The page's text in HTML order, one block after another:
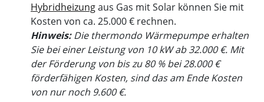
Hybridheizungaus Gas mit Solar können Sie mit
Kosten von ca. 25.000 € rechnen.
Hinweis: Die thermondo Wärmepumpe erhalten
Sie bei einer Leistung von 10 kW ab 32.000 €. Mit
der Förderung von bis zu 80 % bei 28.000 €
förderfähigen Kosten, sind das am Ende Kosten
von nur noch 9.600 €.